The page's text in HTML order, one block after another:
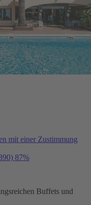
mit einer Zustimmung
87%
Buffets und